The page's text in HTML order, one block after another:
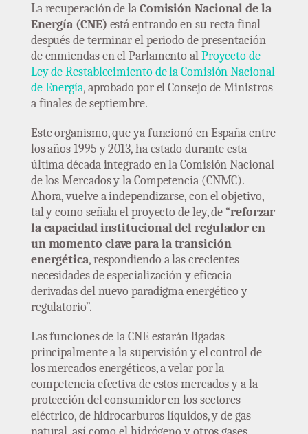
La recuperación de laComisión Nacional de la
Energía (CNE) está entrando en su recta final
después de terminar el periodo de presentación
de enmiendas en el Parlamento alProyecto de
Ley de Restablecimiento de la Comisión Nacional
de Energía, aprobado por el Consejo de Ministros
a finales de septiembre.
Este organismo, que ya funcionó en España entre
los años 1995 y 2013, ha estado durante esta
última década integrado en la Comisión Nacional
de los Mercados y la Competencia (CNMC).
Ahora, vuelve a independizarse, con el objetivo,
tal y como señala el proyecto de ley, de “reforzar
la capacidad institucional del regulador en
un momento clave para la transición
energética, respondiendo a las crecientes
necesidades de especialización y eficacia
derivadas del nuevo paradigma energético y
regulatorio”.
Las funciones de la CNE estarán ligadas
principalmente a la supervisión y el control de
los mercados energéticos, a velar por la
competencia efectiva de estos mercados y a la
protección del consumidor en los sectores
eléctrico, de hidrocarburos líquidos, y de gas